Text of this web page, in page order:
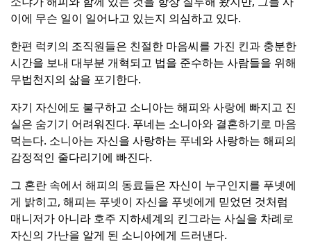
이에 무슨 일이 일어나고 있는지 의심하고 있다.
한편 럭키의 조직원들은 친절한 마음씨를 가진 킨과 충분한
시간을 보내 대부분 개혁되고 법을 준수하는 사람들을 위해
무법천지의 삶을 포기한다.
자기 자신에도 불구하고 소니아는 해피와 사랑에 빠지고 진
실은 숨기기 어려워진다. 푸네는 소니아와 결혼하기로 마음
먹는다. 소니아는 자신을 사랑하는 푸네와 사랑하는 해피의
감정적인 줄다리기에 빠진다.
그 혼란 속에서 해피의 동료들은 자신이 누구인지를 푸넷에
게 밝히고, 해피는 푸넷이 자신을 푸넷에게 믿었던 것처럼
매니저가 아니라 호주 지하세계의 킨그라는 사실을 차례로
자신의 가난을 알게 된 소니아에게 드러낸다.